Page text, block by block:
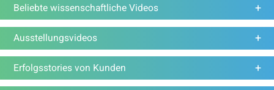
Beliebte wissenschaftliche Videos
Ausstellungsvideos
Erfolgsstories von Kunden